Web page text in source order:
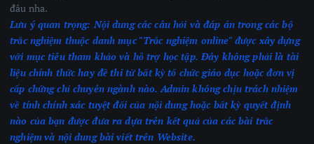
đâu nha.
Lưu ý quan trọng: Nội dung các câu hỏi và đáp án trong các bộ
trắc nghiệm thuộc danh mục "Trắc nghiệm online" được xây dựng
với mục tiêu tham khảo và hỗ trợ học tập. Đây không phải là tài
liệu chính thức hay đề thi từ bất kỳ tổ chức giáo dục hoặc đơn vị
cấp chứng chỉ chuyên ngành nào. Admin không chịu trách nhiệm
về tính chính xác tuyệt đối của nội dung hoặc bất kỳ quyết định
nào của bạn được đưa ra dựa trên kết quả của các bài trắc
nghiệmvà nội dung bài viết trên Website.